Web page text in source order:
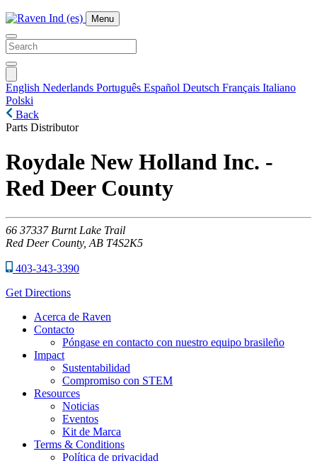
Menu
English Nederlands Português Español Deutsch Français Italiano
Polski
Back
Parts Distributor
Roydale New Holland Inc. -
Red Deer County
66 37337 Burnt Lake Trail
Red Deer County, AB T4S2K5
403-343-3390
Get Directions
Acerca de Raven
Contacto
Póngase en contacto con nuestro equipo brasileño
Impact
Sustentabilidad
Compromiso con STEM
Resources
Noticias
Eventos
Kit de Marca
Terms & Conditions
Política de privacidad